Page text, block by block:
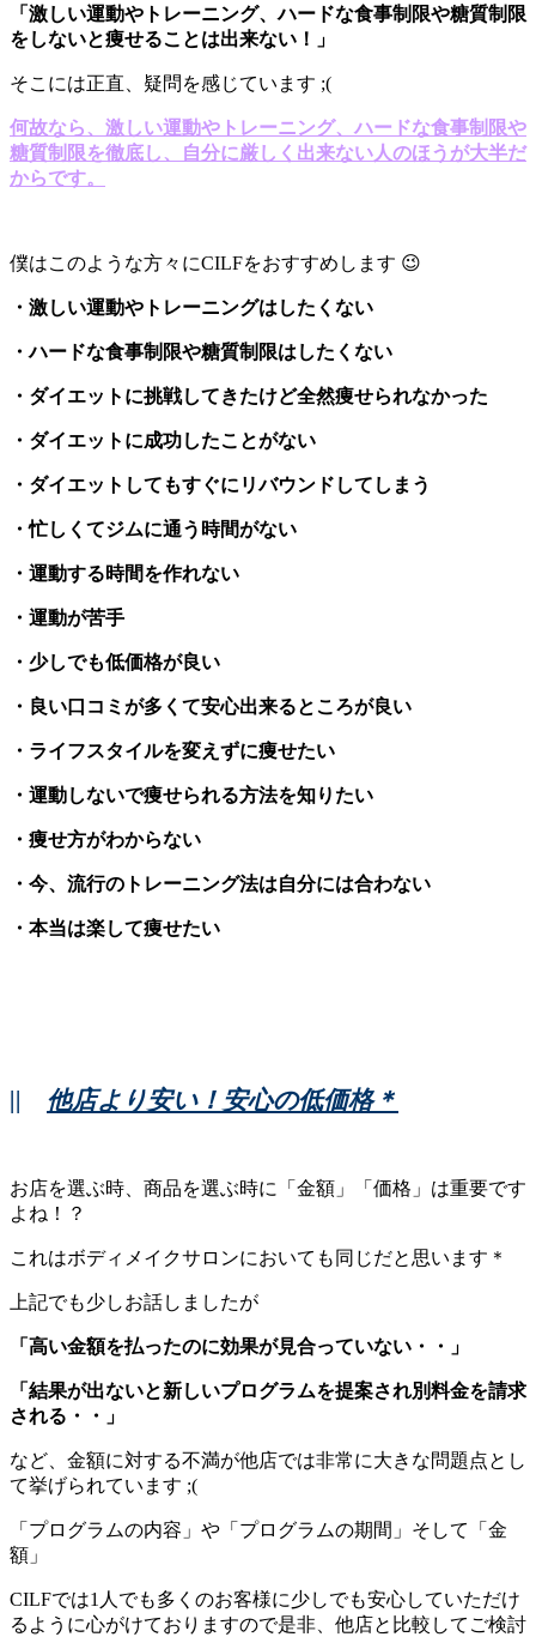
「激しい運動やトレーニング、ハードな食事制限や糖質制限
をしないと痩せることは出来ない！」
そこには正直、疑問を感じています ;(
何故なら、激しい運動やトレーニング、ハードな食事制限や
糖質制限を徹底し、自分に厳しく出来ない人のほうが大半だ
からです。
僕はこのような方々にCILFをおすすめします 😉
・激しい運動やトレーニングはしたくない
・ハードな食事制限や糖質制限はしたくない
・ダイエットに挑戦してきたけど全然痩せられなかった
・ダイエットに成功したことがない
・ダイエットしてもすぐにリバウンドしてしまう
・忙しくてジムに通う時間がない
・運動する時間を作れない
・運動が苦手
・少しでも低価格が良い
・良い口コミが多くて安心出来るところが良い
・ライフスタイルを変えずに痩せたい
・運動しないで痩せられる方法を知りたい
・痩せ方がわからない
・今、流行のトレーニング法は自分には合わない
・本当は楽して痩せたい
|| 他店より安い！安心の低価格＊
お店を選ぶ時、商品を選ぶ時に「金額」「価格」は重要です
よね！？
これはボディメイクサロンにおいても同じだと思います＊
上記でも少しお話しましたが
「高い金額を払ったのに効果が見合っていない・・」
「結果が出ないと新しいプログラムを提案され別料金を請求
される・・」
など、金額に対する不満が他店では非常に大きな問題点とし
て挙げられています ;(
「プログラムの内容」や「プログラムの期間」そして「金
額」
CILFでは1人でも多くのお客様に少しでも安心していただけ
るように心がけておりますので是非、他店と比較してご検討